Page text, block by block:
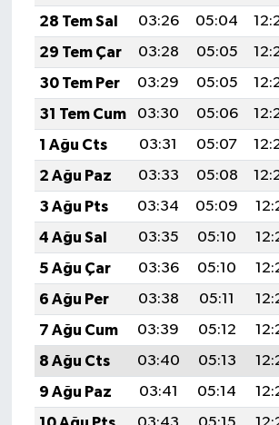
28 Tem Sal
03:26 05:04
29 Tem Çar
03:28 05:05
30 Tem Per
03:29 05:05
31 Tem Cum
03:30 05:06
1 Ağu Cts
03:31 05:07
2 Ağu Paz
03:33 05:08
3 Ağu Pts
03:34 05:09
4 Ağu Sal
03:35 05:10
5 Ağu Çar
03:36 05:10
6 Ağu Per
03:38 05:11
7 Ağu Cum
03:39 05:12
8 Ağu Cts
03:40 05:13
9 Ağu Paz
03:41 05:14